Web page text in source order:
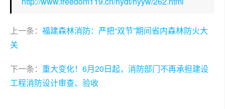
上一条： 福建森林消防：严把“双节”期间省内森林防火大
关
下一条： 重大变化！6月20日起，消防部门不再承担建设
工程消防设计审查、验收